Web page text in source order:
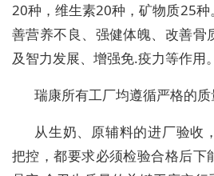
20种，维生素20种，矿物质25
善营养不良、强健体魄、改善骨
及智力发展、增强免.疫力等作用。
瑞康所有工厂均遵循严格的质
从生奶、原辅料的进厂验收
把控，都要求必须检验合格后下